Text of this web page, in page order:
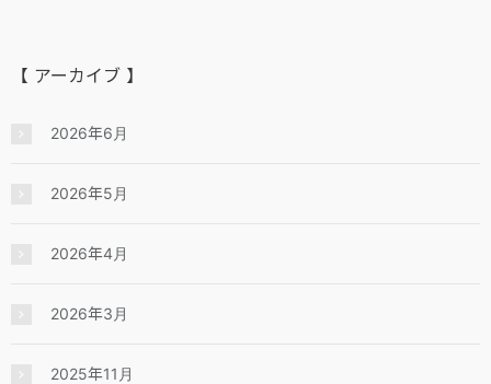
【 アーカイブ 】
2026年6月
2026年5月
2026年4月
2026年3月
2025年11月